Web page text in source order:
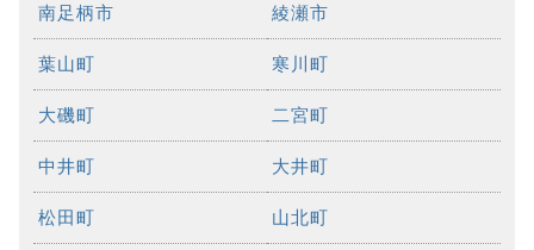
南足柄市 綾瀬市
葉山町 寒川町
大磯町 二宮町
中井町 大井町
松田町 山北町